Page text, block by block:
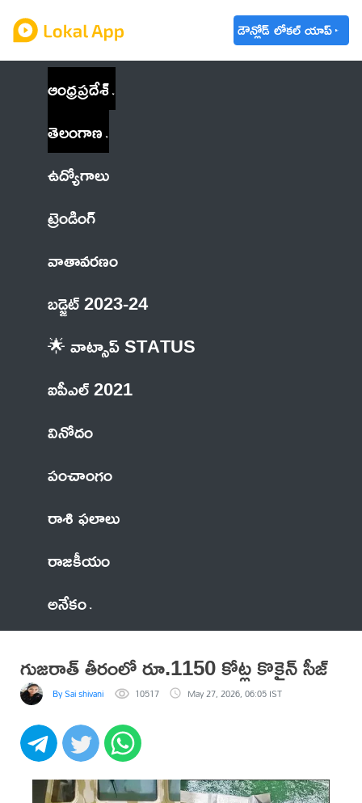
డౌన్లోడ్ లోకల్ యాప్
ఆంధ్రప్రదేశ్
తెలంగాణ
ఉద్యోగాలు
ట్రెండింగ్
వాతావరణం
బడ్జెట్ 2023-24
🌟 వాట్సాప్ STATUS
ఐపీఎల్ 2021
వినోదం
పంచాంగం
రాశి ఫలాలు
రాజకీయం
అనేకం
గుజరాత్ తీరంలో రూ.1150 కోట్ల కొకైన్ సీజ్
By Sai shivani 10517 May 27, 2026, 06:05 IST